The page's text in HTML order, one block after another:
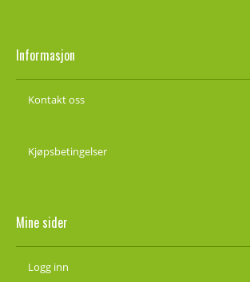
Informasjon
Kontakt oss
Kjøpsbetingelser
Mine sider
Logg inn